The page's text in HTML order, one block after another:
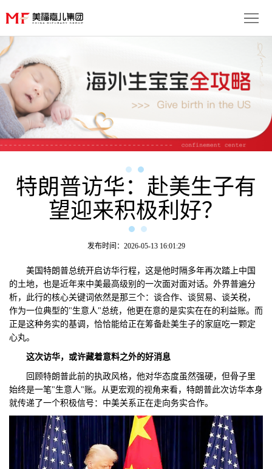
子
优
势
服
务
流
月
子
成
特朗普访华：赴美生子有
望迎来积极利好？
发布时间：2026-05-13 16:01:29
美国特朗普总统开启访华行程，这是他时隔多年再次踏上中国
的土地，也是近年来中美最高级别的一次面对面对话。外界普遍分
析，此行的核心关键词依然是那三个：谈合作、谈贸易、谈关税，
作为一位典型的"生意人"总统，他更在意的是实实在在的利益账。而
正是这种务实的基调，恰恰能给正在筹备赴美生子的家庭吃一颗定
心丸。
这次访华，或许藏着意料之外的好消息
回顾特朗普此前的执政风格，他对华态度虽然强硬，但骨子里
始终是一笔"生意人"账。从更宏观的视角来看，特朗普此次访华本身
就传递了一个积极信号：中美关系正在走向务实合作。